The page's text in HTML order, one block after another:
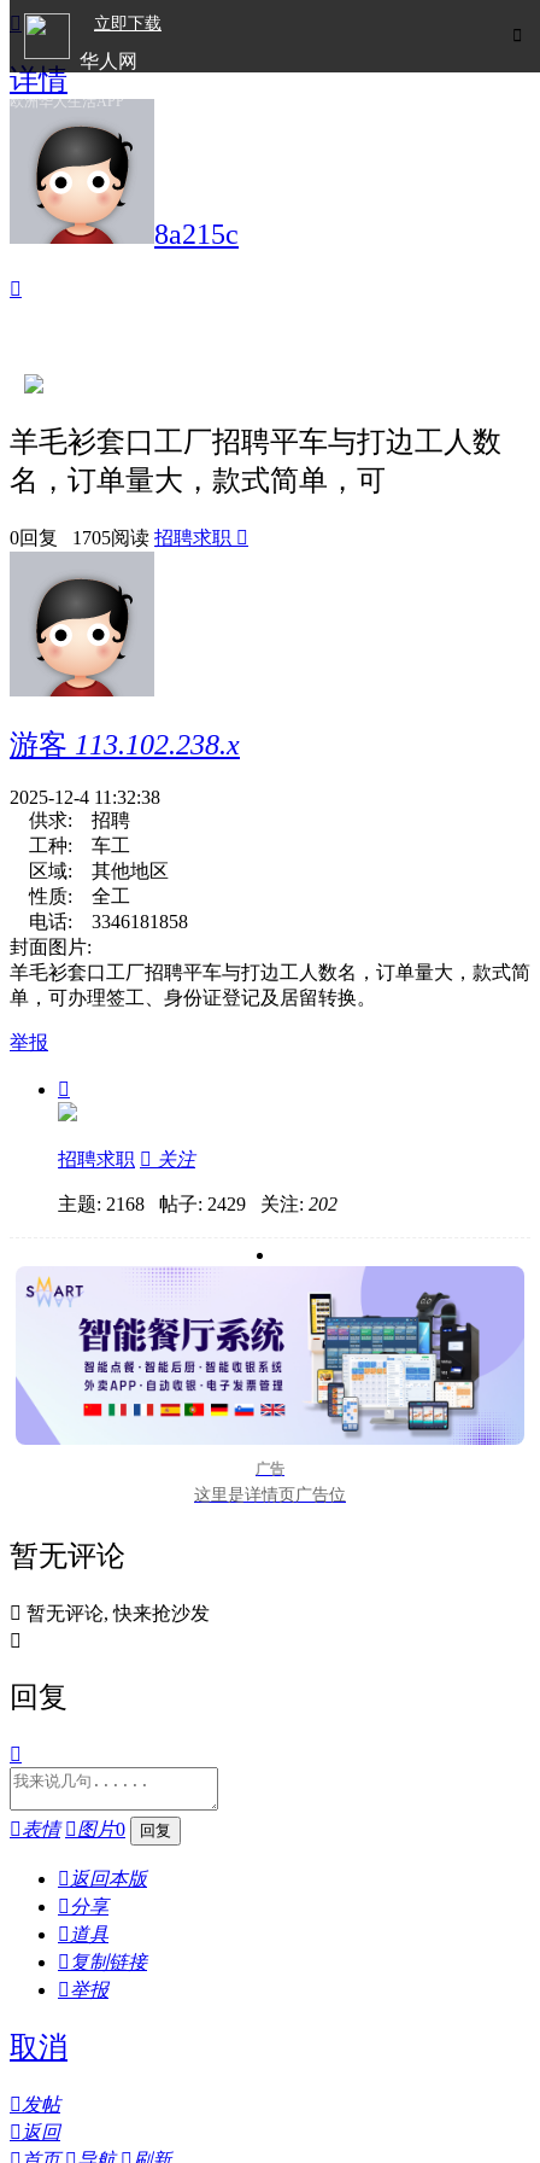

立即下载
华人网
欧洲华人生活APP

详情
8a215c

羊毛衫套口工厂招聘平车与打边工人数
名，订单量大，款式简单，可
0回复 1705阅读 招聘求职 
游客 113.102.238.x
2025-12-4 11:32:38
供求:
招聘
工种:
车工
区域:
其他地区
性质:
全工
电话:
3346181858
封面图片:
羊毛衫套口工厂招聘平车与打边工人数名，订单量大，款式简
单，可办理签工、身份证登记及居留转换。
举报

招聘求职  关注
主题: 2168 帖子: 2429 关注: 202
广告
这里是详情页广告位
暂无评论
 暂无评论, 快来抢沙发

回复

表情 图片0
 返回本版
分享
 道具
 复制链接
举报
取消
发帖
 返回